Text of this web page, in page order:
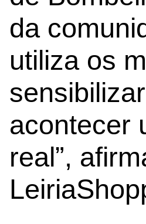
da
utiliza os
acontecer
real”,